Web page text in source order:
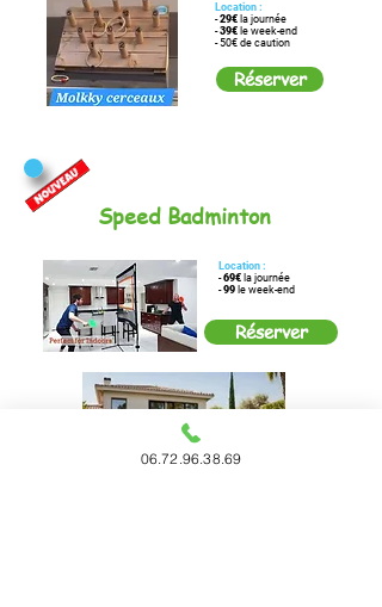
Location :
-29€ la journée
-39€ le week-end
- 50€ de caution
Réserver
Speed Badminton
Location :
-69€ la journée
-99 le week-end
Réserver
06.72.96.38.69